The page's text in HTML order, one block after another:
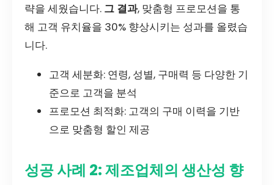
략을 세웠습니다. 그 결과, 맞춤형 프로모션을 통
해 고객 유치율을 30% 향상시키는 성과를 올렸습
니다.
고객 세분화: 연령, 성별, 구매력 등 다양한 기
준으로 고객을 분석
프로모션 최적화: 고객의 구매 이력을 기반
으로 맞춤형 할인 제공
성공 사례 2: 제조업체의 생산성 향